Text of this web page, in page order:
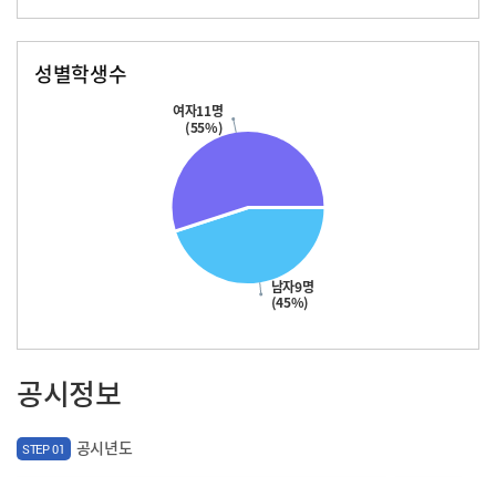
성별학생수
남자9명
(45%)
여자11명
(55%)
공시정보
STEP 01 공시년도